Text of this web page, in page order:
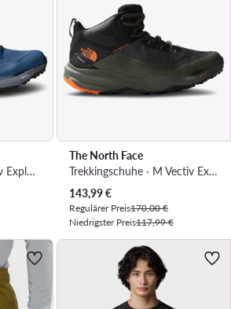
Trekkingschuhe · Vectiv Exploris 2 Mid NF0A7W6AMG71 · Blau
The North Face
Trekkingschuhe · M Vectiv Exploris 2 Mid Futurelight NF0A7W6AIHI1 · Grün
Aktueller Preis
143,99€
Regulärer Preis170,00 €
Niedrigster Preis117,99 €